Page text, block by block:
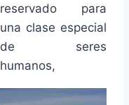
reservado para
una clase especial
de seres
humanos,